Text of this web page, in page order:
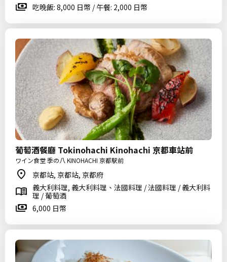
吃晚飯: 8,000 日幣 / 午餐: 2,000 日幣
葡萄酒餐廳 Tokinohachi Kinohachi 京都車站前
ワイン食堂 季の八 KINOHACHI 京都駅前
京都站, 京都站, 京都府
義大利料理, 義大利料理、法國料理 / 法國料理 / 義大利料
理 / 葡萄酒
6,000 日幣